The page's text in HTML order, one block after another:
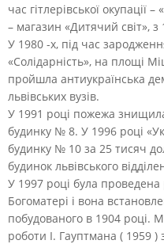
час гітлерівської окупації
– магазин «Дитячий світ»,
У 1980 -х, під час
«Солідарність», на площі
пройшла антиукраїнська
львівських вузів.
У 1991 році пожежа
будинку № 8. У 1996 році
будинку № 10 за 25 тисяч
будинок львівського
У 1997 році була проведена
Богоматері і вона
побудованого в 1904 році.
роботи І. Гауптмана ( 1959 )